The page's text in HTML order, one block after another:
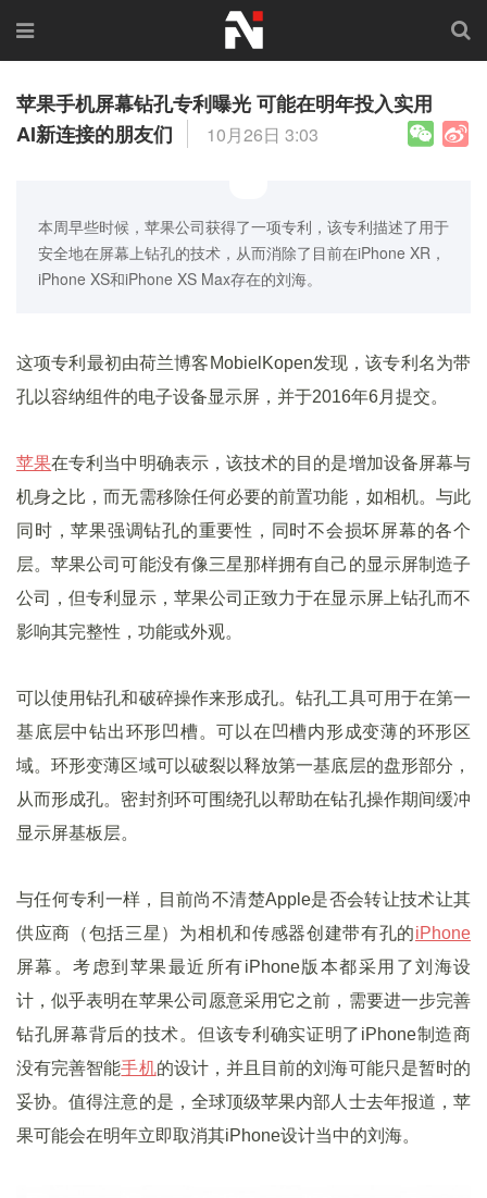
苹果手机屏幕钻孔专利曝光 可能在明年投入实用
AI新连接的朋友们
10月26日 3:03
本周早些时候，苹果公司获得了一项专利，该专利描述了用于
安全地在屏幕上钻孔的技术，从而消除了目前在iPhone XR，
iPhone XS和iPhone XS Max存在的刘海。
这项专利最初由荷兰博客MobielKopen发现，该专利名为带
孔以容纳组件的电子设备显示屏，并于2016年6月提交。
苹果在专利当中明确表示，该技术的目的是增加设备屏幕与
机身之比，而无需移除任何必要的前置功能，如相机。与此
同时，苹果强调钻孔的重要性，同时不会损坏屏幕的各个
层。苹果公司可能没有像三星那样拥有自己的显示屏制造子
公司，但专利显示，苹果公司正致力于在显示屏上钻孔而不
影响其完整性，功能或外观。
可以使用钻孔和破碎操作来形成孔。钻孔工具可用于在第一
基底层中钻出环形凹槽。可以在凹槽内形成变薄的环形区
域。环形变薄区域可以破裂以释放第一基底层的盘形部分，
从而形成孔。密封剂环可围绕孔以帮助在钻孔操作期间缓冲
显示屏基板层。
与任何专利一样，目前尚不清楚Apple是否会转让技术让其
供应商（包括三星）为相机和传感器创建带有孔的iPhone
屏幕。考虑到苹果最近所有iPhone版本都采用了刘海设
计，似乎表明在苹果公司愿意采用它之前，需要进一步完善
钻孔屏幕背后的技术。但该专利确实证明了iPhone制造商
没有完善智能手机的设计，并且目前的刘海可能只是暂时的
妥协。值得注意的是，全球顶级苹果内部人士去年报道，苹
果可能会在明年立即取消其iPhone设计当中的刘海。